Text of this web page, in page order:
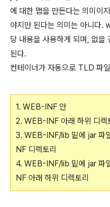
에 대한 맵을 만든다는 의미이
야지만 된다는 의미는 아니다.
당 내용을 사용하게 되며, 없
된다.
컨테이너가 자동으로 TLD 파
1. WEB-INF 안
2. WEB-INF 아래 하위 디렉
3. WEB-INF/lib 밑에 jar 파
NF 디렉토리
4. WEB-INF/lib 밑에 jar 파
NF 아래 하위 디렉토리